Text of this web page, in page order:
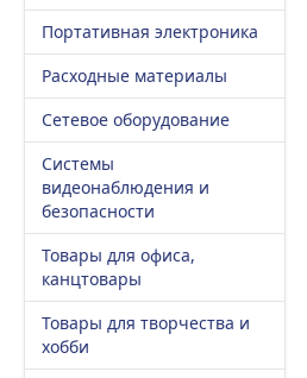
Портативная электроника
Расходные материалы
Сетевое оборудование
Системы
видеонаблюдения и
безопасности
Товары для офиса,
канцтовары
Товары для творчества и
хобби